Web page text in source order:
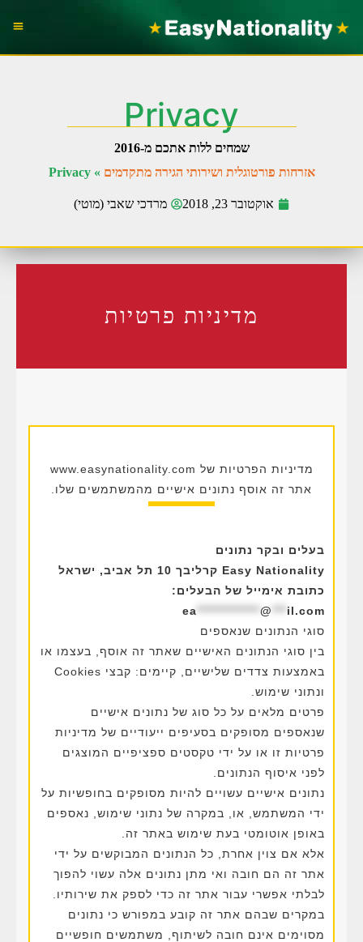
Privacy
שמחים ללות אתכם מ-2016
אזרחות פורטוגלית ושירותי הגירה מתקדמים »
Privacy
אוקטובר 23, 2018 מרדכי שאבי (מוטי)
מדיניות פרטיות
מדיניות הפרטיות של www.easynationality.com
אתר זה אוסף נתונים אישיים מהמשתמשים שלו.
בעלים ובקר נתונים
Easy Nationality קרליבך 10 תל אביב, ישראל
כתובת אימייל של הבעלים:
ea
@
il.com
סוגי הנתונים שנאספים
בין סוגי הנתונים האישיים שאתר זה אוסף, בעצמו או
באמצעות צדדים שלישיים, קיימים: קבצי Cookies
ונתוני שימוש.
פרטים מלאים על כל סוג של נתונים אישיים
שנאספים מסופקים בסעיפים ייעודיים של מדיניות
פרטיות זו או על ידי טקסטים ספציפיים המוצגים
לפני איסוף הנתונים.
נתונים אישיים עשויים להיות מסופקים בחופשיות על
ידי המשתמש, או, במקרה של נתוני שימוש, נאספים
באופן אוטומטי בעת שימוש באתר זה.
אלא אם צוין אחרת, כל הנתונים המבוקשים על ידי
אתר זה הם חובה ואי מתן נתונים אלה עשוי להפוך
לבלתי אפשרי עבור אתר זה כדי לספק את שירותיו.
במקרים שבהם אתר זה קובע במפורש כי נתונים
מסוימים אינם חובה לשיתוף, משתמשים חופשיים